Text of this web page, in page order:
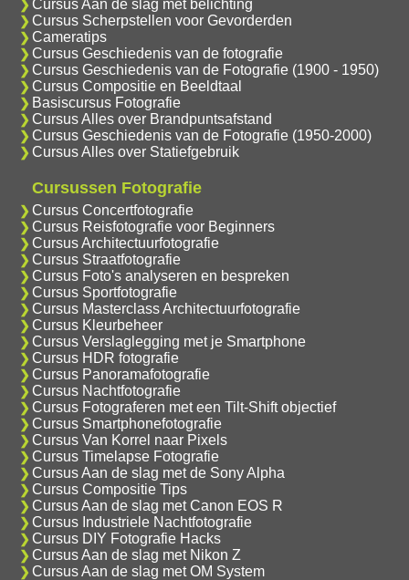
Cursus Aan de slag met belichting
Cursus Scherpstellen voor Gevorderden
Cameratips
Cursus Geschiedenis van de fotografie
Cursus Geschiedenis van de Fotografie (1900 - 1950)
Cursus Compositie en Beeldtaal
Basiscursus Fotografie
Cursus Alles over Brandpuntsafstand
Cursus Geschiedenis van de Fotografie (1950-2000)
Cursus Alles over Statiefgebruik
Cursussen Fotografie
Cursus Concertfotografie
Cursus Reisfotografie voor Beginners
Cursus Architectuurfotografie
Cursus Straatfotografie
Cursus Foto's analyseren en bespreken
Cursus Sportfotografie
Cursus Masterclass Architectuurfotografie
Cursus Kleurbeheer
Cursus Verslaglegging met je Smartphone
Cursus HDR fotografie
Cursus Panoramafotografie
Cursus Nachtfotografie
Cursus Fotograferen met een Tilt-Shift objectief
Cursus Smartphonefotografie
Cursus Van Korrel naar Pixels
Cursus Timelapse Fotografie
Cursus Aan de slag met de Sony Alpha
Cursus Compositie Tips
Cursus Aan de slag met Canon EOS R
Cursus Industriele Nachtfotografie
Cursus DIY Fotografie Hacks
Cursus Aan de slag met Nikon Z
Cursus Aan de slag met OM System